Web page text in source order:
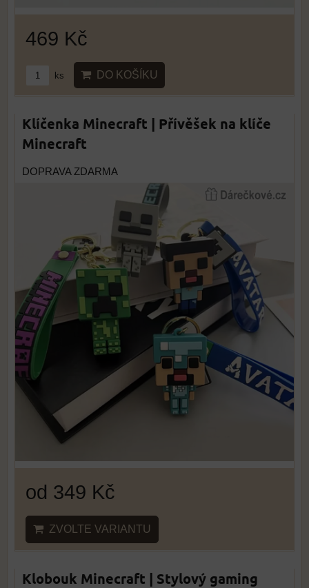
469 Kč
ks DO KOŠÍKU
Klíčenka Minecraft | Přívěšek na klíče
Minecraft
DOPRAVA ZDARMA
od 349 Kč
ZVOLTE VARIANTU
Klobouk Minecraft | Stylový gaming